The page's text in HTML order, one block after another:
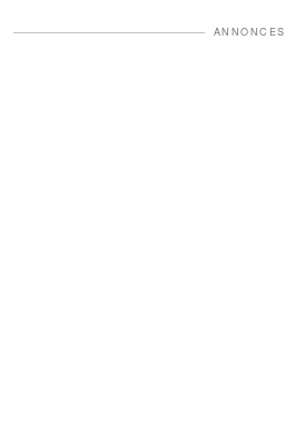
ANNONCES